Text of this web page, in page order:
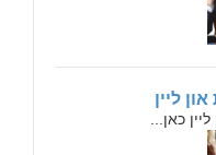
ליין
כאן...